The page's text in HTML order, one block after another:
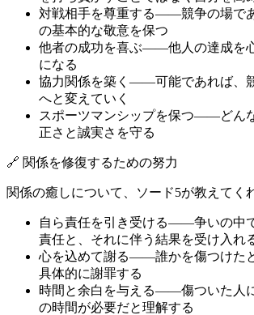
対戦相手を尊重する——競争の場で
の基本的な敬意を保つ
他者の成功を喜ぶ——他人の達成を
になる
協力関係を築く——可能であれば、
へと変えていく
スポーツマンシップを保つ——どん
正さと誠実さを守る
🔗 関係を修復するための努力
関係の癒しについて、ソード5が教えてく
自ら責任を引き受ける——争いの中
責任と、それに伴う結果を受け入れ
心を込めて謝る——誰かを傷つけた
具体的に謝罪する
時間と余白を与える——傷ついた人
の時間が必要だと理解する